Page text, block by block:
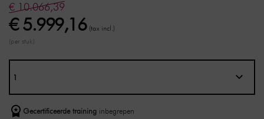
€ 10.066,39
€ 5.999,16 (tax incl.)
(per stuk)
Gecertificeerde training inbegrepen